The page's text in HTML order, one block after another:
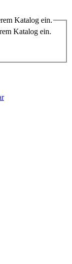
Katalog ein.
Katalog ein.